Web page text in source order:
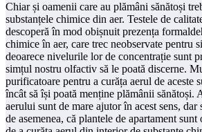
Chiar și oamenii care au plămâni sănătoși
substanțele chimice din aer. Testele de
descoperă în mod obișnuit prezența
chimice în aer, care trec neobservate pentru
deoarece nivelurile lor de concentrație sunt
simțul nostru olfactiv să le poată discerne.
purificatoare pentru a curăța aerul de aceste
încât să își poată menține plămânii sănătoși.
aerului sunt de mare ajutor în acest sens,
de asemenea, că plantele de apartament